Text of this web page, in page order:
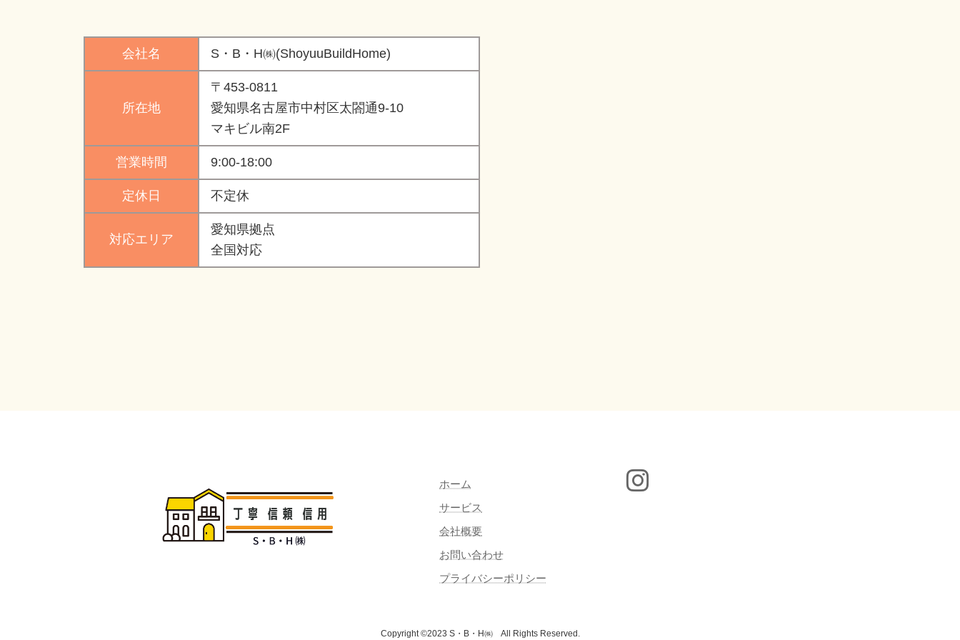
会社名 S・B・H㈱(ShoyuuBuildHome)
所在地
〒453-0811
愛知県名古屋市中村区太閤通9-10
マキビル南2F
営業時間 9:00-18:00
定休日 不定休
対応エリア
愛知県拠点
全国対応
ホーム
サービス
会社概要
お問い合わせ
プライバシーポリシー
Copyright ©2023 S・B・H㈱ All Rights Reserved.